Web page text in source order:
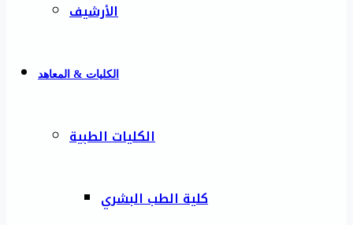
الأرشيف
الكليات & المعاهد
الكليات الطبية
كلية الطب البشري